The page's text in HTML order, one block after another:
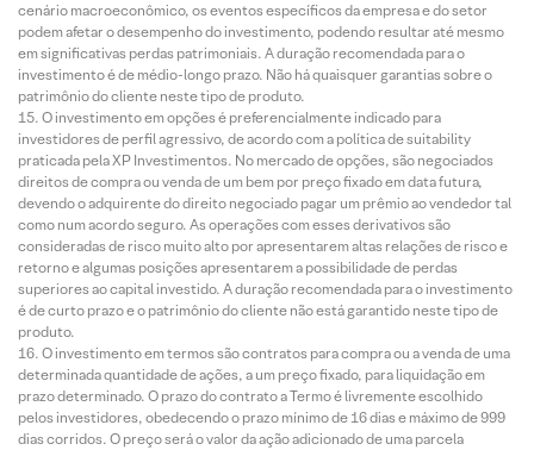
cenário macroeconômico, os eventos específicos da empresa e do setor
podem afetar o desempenho do investimento, podendo resultar até mesmo
em significativas perdas patrimoniais. A duração recomendada para o
investimento é de médio-longo prazo. Não há quaisquer garantias sobre o
patrimônio do cliente neste tipo de produto.
O investimento em opções é preferencialmente indicado para
investidores de perfil agressivo, de acordo com a política de suitability
praticada pela XP Investimentos. No mercado de opções, são negociados
direitos de compra ou venda de um bem por preço fixado em data futura,
devendo o adquirente do direito negociado pagar um prêmio ao vendedor tal
como num acordo seguro. As operações com esses derivativos são
consideradas de risco muito alto por apresentarem altas relações de risco e
retorno e algumas posições apresentarem a possibilidade de perdas
superiores ao capital investido. A duração recomendada para o investimento
é de curto prazo e o patrimônio do cliente não está garantido neste tipo de
produto.
O investimento em termos são contratos para compra ou a venda de uma
determinada quantidade de ações, a um preço fixado, para liquidação em
prazo determinado. O prazo do contrato a Termo é livremente escolhido
pelos investidores, obedecendo o prazo mínimo de 16 dias e máximo de 999
dias corridos. O preço será o valor da ação adicionado de uma parcela